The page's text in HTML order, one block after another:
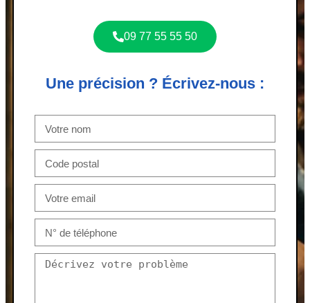
09 77 55 55 50
Une précision ? Écrivez-nous :